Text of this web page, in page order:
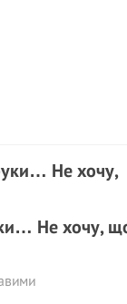
Не хочу,